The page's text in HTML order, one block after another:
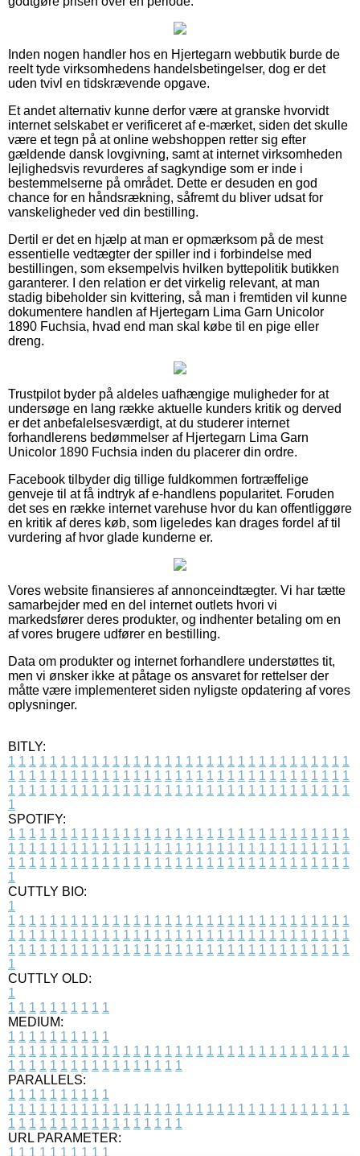
Inden nogen handler hos en Hjertegarn webbutik burde de
reelt tyde virksomhedens handelsbetingelser, dog er det
uden tvivl en tidskrævende opgave.
Et andet alternativ kunne derfor være at granske hvorvidt
internet selskabet er verificeret af e-mærket, siden det skulle
være et tegn på at online webshoppen retter sig efter
gældende dansk lovgivning, samt at internet virksomheden
lejlighedsvis revurderes af sagkyndige som er inde i
bestemmelserne på området. Dette er desuden en god
chance for en håndsrækning, såfremt du bliver udsat for
vanskeligheder ved din bestilling.
Dertil er det en hjælp at man er opmærksom på de mest
essentielle vedtægter der spiller ind i forbindelse med
bestillingen, som eksempelvis hvilken byttepolitik butikken
garanterer. I den relation er det virkelig relevant, at man
stadig bibeholder sin kvittering, så man i fremtiden vil kunne
dokumentere handlen af Hjertegarn Lima Garn Unicolor
1890 Fuchsia, hvad end man skal købe til en pige eller
dreng.
Trustpilot byder på aldeles uafhængige muligheder for at
undersøge en lang række aktuelle kunders kritik og derved
er det anbefalelsesværdigt, at du studerer internet
forhandlerens bedømmelser af Hjertegarn Lima Garn
Unicolor 1890 Fuchsia inden du placerer din ordre.
Facebook tilbyder dig tillige fuldkommen fortræffelige
genveje til at få indtryk af e-handlens popularitet. Foruden
det ses en række internet varehuse hvor du kan offentliggøre
en kritik af deres køb, som ligeledes kan drages fordel af til
vurdering af hvor glade kunderne er.
Vores website finansieres af annonceindtægter. Vi har tætte
samarbejder med en del internet outlets hvori vi
markedsfører deres produkter, og indhenter betaling om en
af vores brugere udfører en bestilling.
Data om produkter og internet forhandlere understøttes tit,
men vi ønsker ikke at påtage os ansvaret for rettelser der
måtte være implementeret siden nyligste opdatering af vores
oplysninger.
BITLY:
1 1 1 1 1 1 1 1 1 1 1 1 1 1 1 1 1 1 1 1 1 1 1 1 1 1 1 1 1 1 1 1 1
1 1 1 1 1 1 1 1 1 1 1 1 1 1 1 1 1 1 1 1 1 1 1 1 1 1 1 1 1 1 1 1 1
1 1 1 1 1 1 1 1 1 1 1 1 1 1 1 1 1 1 1 1 1 1 1 1 1 1 1 1 1 1 1 1 1
1
SPOTIFY:
1 1 1 1 1 1 1 1 1 1 1 1 1 1 1 1 1 1 1 1 1 1 1 1 1 1 1 1 1 1 1 1 1
1 1 1 1 1 1 1 1 1 1 1 1 1 1 1 1 1 1 1 1 1 1 1 1 1 1 1 1 1 1 1 1 1
1 1 1 1 1 1 1 1 1 1 1 1 1 1 1 1 1 1 1 1 1 1 1 1 1 1 1 1 1 1 1 1 1
1
CUTTLY BIO:
1
1 1 1 1 1 1 1 1 1 1 1 1 1 1 1 1 1 1 1 1 1 1 1 1 1 1 1 1 1 1 1 1 1
1 1 1 1 1 1 1 1 1 1 1 1 1 1 1 1 1 1 1 1 1 1 1 1 1 1 1 1 1 1 1 1 1
1 1 1 1 1 1 1 1 1 1 1 1 1 1 1 1 1 1 1 1 1 1 1 1 1 1 1 1 1 1 1 1 1
1
CUTTLY OLD:
1
1 1 1 1 1 1 1 1 1 1
MEDIUM:
1 1 1 1 1 1 1 1 1 1
1 1 1 1 1 1 1 1 1 1 1 1 1 1 1 1 1 1 1 1 1 1 1 1 1 1 1 1 1 1 1 1 1
1 1 1 1 1 1 1 1 1 1 1 1 1 1 1 1 1
PARALLELS:
1 1 1 1 1 1 1 1 1 1
1 1 1 1 1 1 1 1 1 1 1 1 1 1 1 1 1 1 1 1 1 1 1 1 1 1 1 1 1 1 1 1 1
1 1 1 1 1 1 1 1 1 1 1 1 1 1 1 1 1
URL PARAMETER:
1 1 1 1 1 1 1 1 1 1